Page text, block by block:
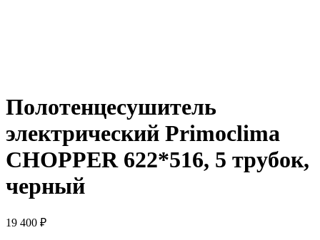
Полотенцесушитель
электрический Primoclima
CHOPPER 622*516, 5 трубок,
черный
19 400 ₽